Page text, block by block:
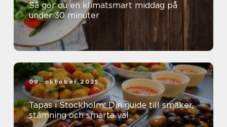
Så gör du en klimatsmart middag på
under 30 minuter
09. oktober 2025
Tapas i Stockholm: Din guide till smaker,
stämning och smarta val